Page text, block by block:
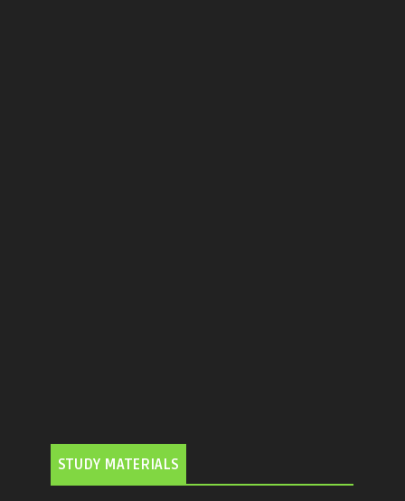
STUDY MATERIALS